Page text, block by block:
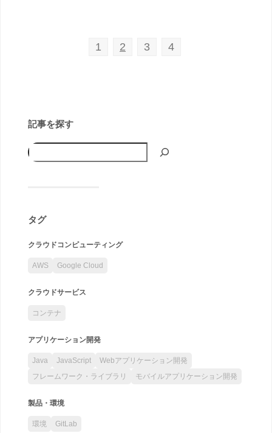
1 2 3 4
記事を探す
タグ
クラウドコンピューティング
AWS Google Cloud
クラウドサービス
コンテナ
アプリケーション開発
Java JavaScript
Webアプリケーション開発
フレームワーク・ライブラリ
モバイルアプリケーション開発
製品・環境
環境 GitLab